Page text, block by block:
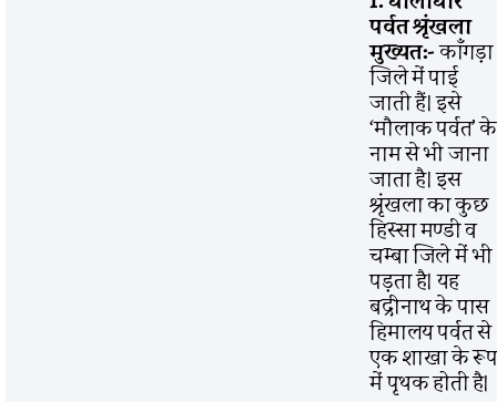
पर्वत श्रृंखला
मुख्यत:-काँगड़ा
जिले में पाई
जाती हैं। इसे
‘मौलाक पर्वत’ के
नाम से भी जाना
जाता है। इस
श्रृंखला का कुछ
हिस्सा मण्डी व
चम्बा जिले में भी
पड़ता है। यह
बद्रीनाथ के पास
हिमालय पर्वत से
एक शाखा के रूप
में पृथक होती है।